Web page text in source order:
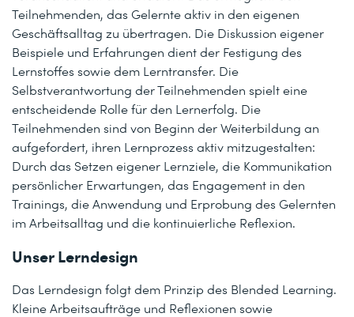
Teilnehmenden, das Gelernte aktiv in den eigenen
Geschäftsalltag zu übertragen. Die Diskussion eigener
Beispiele und Erfahrungen dient der Festigung des
Lernstoffes sowie dem Lerntransfer. Die
Selbstverantwortung der Teilnehmenden spielt eine
entscheidende Rolle für den Lernerfolg. Die
Teilnehmenden sind von Beginn der Weiterbildung an
aufgefordert, ihren Lernprozess aktiv mitzugestalten:
Durch das Setzen eigener Lernziele, die Kommunikation
persönlicher Erwartungen, das Engagement in den
Trainings, die Anwendung und Erprobung des Gelernten
im Arbeitsalltag und die kontinuierliche Reflexion.
Unser Lerndesign
Das Lerndesign folgt dem Prinzip des Blended Learning.
Kleine Arbeitsaufträge und Reflexionen sowie